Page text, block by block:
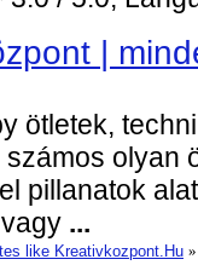
|
ötletek,
olyan
pillanatok
...
like Kreativkozpont.Hu »